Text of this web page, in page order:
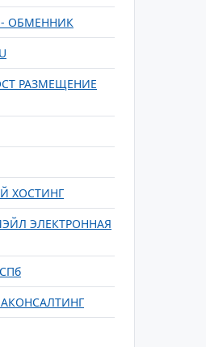
- ОБМЕННИК
РАЗМЕЩЕНИЕ
ХОСТИНГ
ЭЛЕКТРОННАЯ